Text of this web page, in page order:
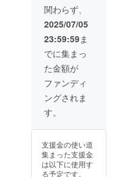
加人
数： 1
グルー
プ5名様
までの
ご参加
（限定2
組） 小
学生以
上は1名
ントい
す。 内
容： 高
畠ワイ
持ちを
背負っ
て農作
業しま
す。 掲
載期
間：4年
注意事
項：支
援時、
掲載を
れるお
名前を
ご記入
関わらず、
2025/07/05
23:59:59ま
でに集まっ
た金額が
ファンディ
ングされま
す。
支援金の使い道
集まった支援金
は以下に使用す
る予定です。